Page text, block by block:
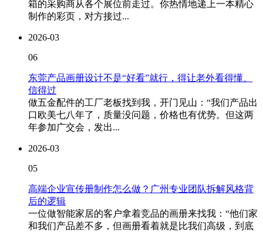
箱的采购商从各个展位前走过。你热情地递上一本精心
制作的彩页，对方接过...
2026-03
06
东莞产品画册设计不是“好看”就行，得让老外看得懂、
信得过
做五金配件的工厂老板找到我，开门见山：“我们产品出
口欧美七八年了，质量没问题，价格也有优势。但这两
年参加广交会，发出...
2026-03
05
高端企业宣传册制作怎么做？广州专业团队拆解风格背
后的逻辑
一位做智能家居的客户拿着竞品的画册来找我：“他们家
和我们产品差不多，但画册看着就是比我们高级，到底